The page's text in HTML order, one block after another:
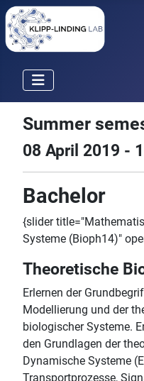
Summer
08 April 2019 -
Bachelor
{slider
Systeme (Bioph14)"
Theoretische
Erlernen der
Modellierung und der
biologischer Systeme.
den Grundlagen der
Dynamische Systeme
Transportprozesse,